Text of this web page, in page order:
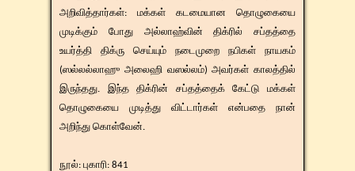
அறிவித்தார்கள்: மக்கள் கடமையான தொழுகையை
முடிக்கும் போது அல்லாஹ்வின் திக்ரில் சப்தத்தை
உயர்த்தி திக்ரு செய்யும் நடைமுறை நபிகள் நாயகம்
(ஸல்லல்லாஹு அலைஹி வஸல்லம்) அவர்கள் காலத்தில்
இருந்தது. இந்த திக்ரின் சப்தத்தைக் கேட்டு மக்கள்
தொழுகையை முடித்து விட்டார்கள் என்பதை நான்
அறிந்து கொள்வேன்.
நூல்: புகாரி: 841